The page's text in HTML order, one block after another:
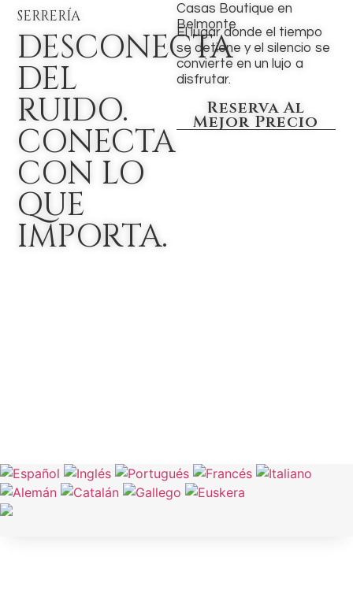
SERRERÍA
DESCONECTA
DEL
RUIDO.
CONECTA
CON LO
QUE
IMPORTA.
Casas Boutique en
Belmonte
El lugar donde el tiempo
se detiene y el silencio se
convierte en un lujo a
disfrutar.
Reserva Al
Mejor Precio